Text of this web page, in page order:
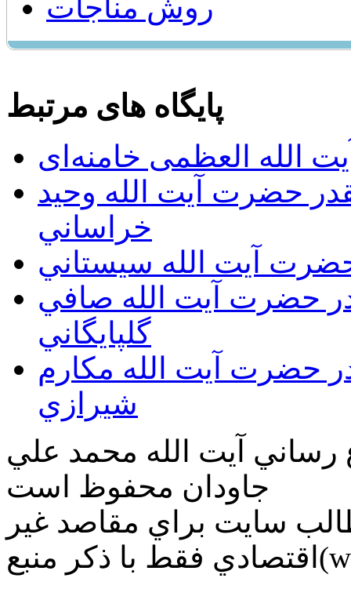
روش مناجات
پایگاه های مرتبط
الله العظمی خامنه‌ای
حضرت آيت الله وحيد
خراساني
حضرت آيت الله سيستاني
حضرت آيت الله صافي
گلپايگاني
حضرت آيت الله مكارم
شيرازي
رساني آیت الله محمد علي
جاودان محفوظ است
سايت براي مقاصد غير